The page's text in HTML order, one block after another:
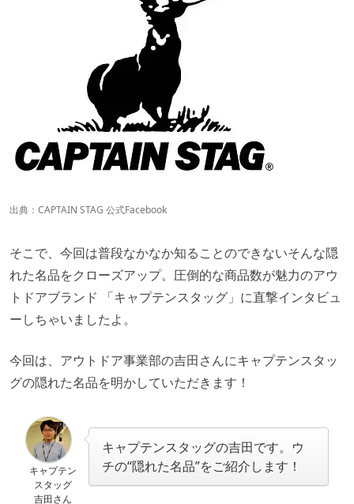
出典： CAPTAIN STAG 公式Facebook
そこで、今回は普段なかなか知ることのできないそんな隠
れた名品をクローズアップ。圧倒的な商品数が魅力のアウ
トドアブランド 「キャプテンスタッグ」に直撃インタビュ
ーしちゃいましたよ。
今回は、アウトドア事業部の吉田さんにキャプテンスタッ
グの隠れた名品を明かしていただきます！
キャプテン
スタッグ
吉田さん
キャプテンスタッグの吉田です。ウ
チの“隠れた名品”をご紹介します！